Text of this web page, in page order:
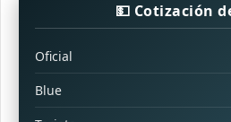
💵 Cotización
Oficial
Blue